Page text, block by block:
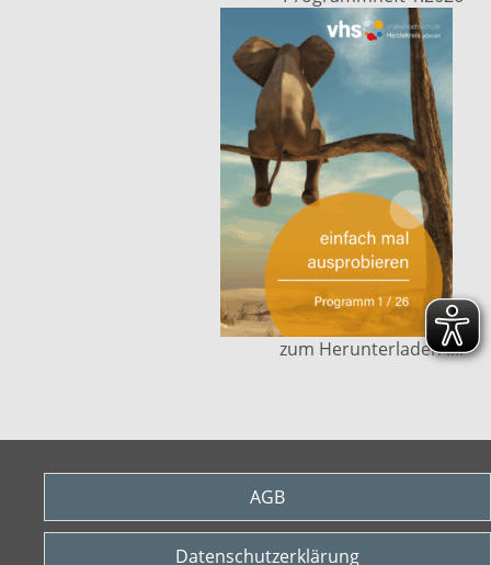
zum Herunterladen ....
AGB
Datenschutzerklärung